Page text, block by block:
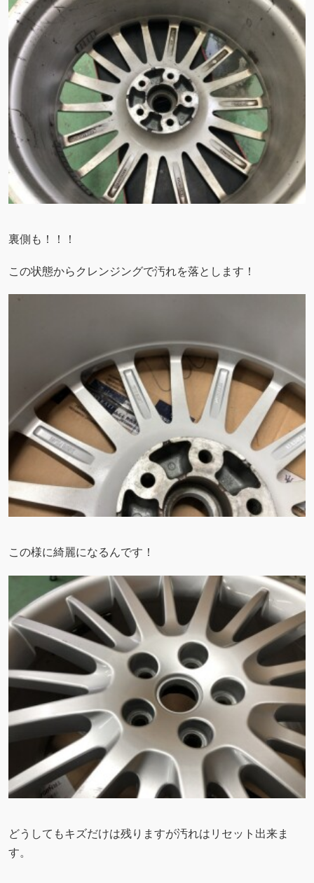
裏側も！！！
この状態からクレンジングで汚れを落とします！
この様に綺麗になるんです！
どうしてもキズだけは残りますが汚れはリセット出来ま
す。